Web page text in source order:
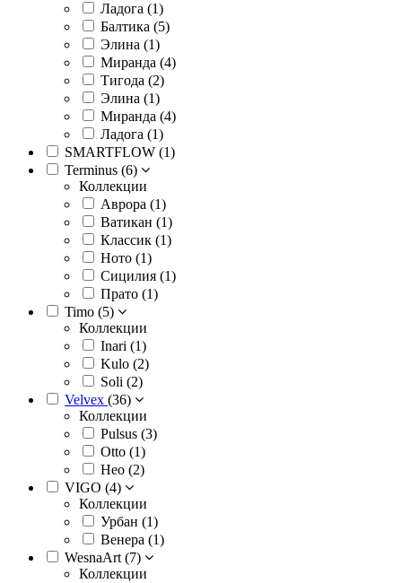
Ладога (1)
Балтика (5)
Элина (1)
Миранда (4)
Тигода (2)
Элина (1)
Миранда (4)
Ладога (1)
SMARTFLOW (1)
Terminus (6)
Коллекции
Аврора (1)
Ватикан (1)
Классик (1)
Ното (1)
Сицилия (1)
Прато (1)
Timo (5)
Коллекции
Inari (1)
Kulo (2)
Soli (2)
Velvex (36)
Коллекции
Pulsus (3)
Otto (1)
Нео (2)
VIGO (4)
Коллекции
Урбан (1)
Венера (1)
WesnaArt (7)
Коллекции